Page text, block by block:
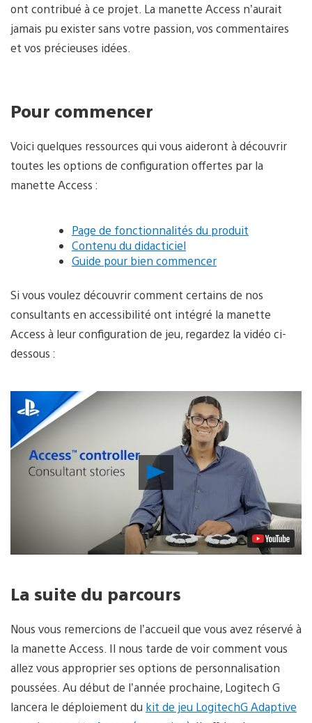
ont contribué à ce projet. La manette Access n’aurait
jamais pu exister sans votre passion, vos commentaires
et vos précieuses idées.
Pour commencer
Voici quelques ressources qui vous aideront à découvrir
toutes les options de configuration offertes par la
manette Access :
Page de fonctionnalités du produit
Contenu du didacticiel
Guide pour bien commencer
Si vous voulez découvrir comment certains de nos
consultants en accessibilité ont intégré la manette
Access à leur configuration de jeu, regardez la vidéo ci-
dessous :
Lancer
vidéo
La suite du parcours
Nous vous remercions de l’accueil que vous avez réservé à
la manette Access. Il nous tarde de voir comment vous
allez vous approprier ses options de personnalisation
poussées. Au début de l’année prochaine, Logitech G
lancera le déploiement du kit de jeu LogitechG Adaptive